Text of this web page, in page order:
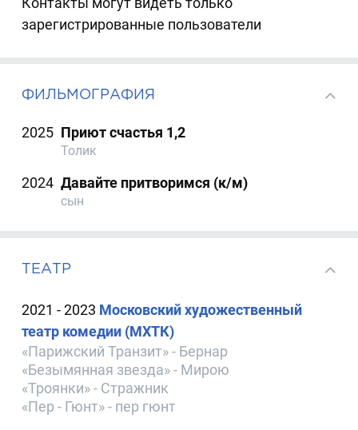
зарегистрированные пользователи
ФИЛЬМОГРАФИЯ
2025 Приют счастья 1,2
Толик
2024 Давайте притворимся (к/м)
сын
ТЕАТР
2021 - 2023 Московский художественный
театр комедии (МХТК)
«Парижский Транзит» - Бернар
«Безымянная звезда» - Мирою
«Троянки» - Стражник
«Пер - Гюнт» - пер гюнт